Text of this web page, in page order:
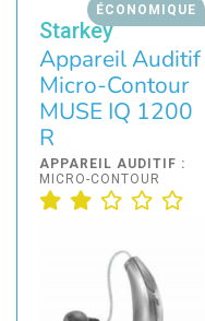
ÉCONOMIQUE
Starkey
Appareil Auditif
Micro-Contour
MUSE IQ 1200
R
APPAREIL AUDITIF :
MICRO-CONTOUR